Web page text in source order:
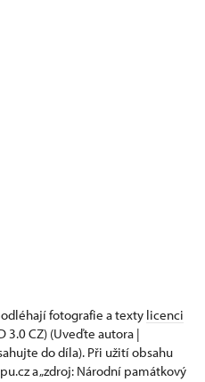
fotografie a texty licenci
3.0 CZ) (Uveďte autora |
do díla). Při užití obsahu
a „zdroj: Národní památkový